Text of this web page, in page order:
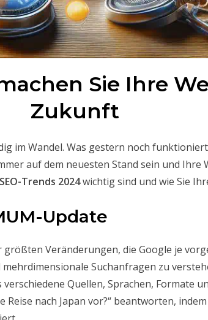
Sie Ihre
Zukunft
im Wandel. Was gestern noch funktioniert
auf dem neuesten Stand sein und Ihre
SEO-Trends 2024wichtig sind und wie Sie
Update
Veränderungen, die Google je
Suchanfragen zu
Quellen, Sprachen, Formate
Reise nach Japan vor?“ beantworten,